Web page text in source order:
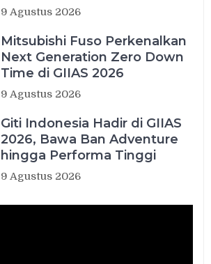
9 Agustus 2026
Mitsubishi Fuso Perkenalkan
Next Generation Zero Down
Time di GIIAS 2026
9 Agustus 2026
Giti Indonesia Hadir di GIIAS
2026, Bawa Ban Adventure
hingga Performa Tinggi
9 Agustus 2026